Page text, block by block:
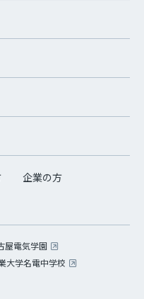
企業の方
屋電気学園
大学名電中学校